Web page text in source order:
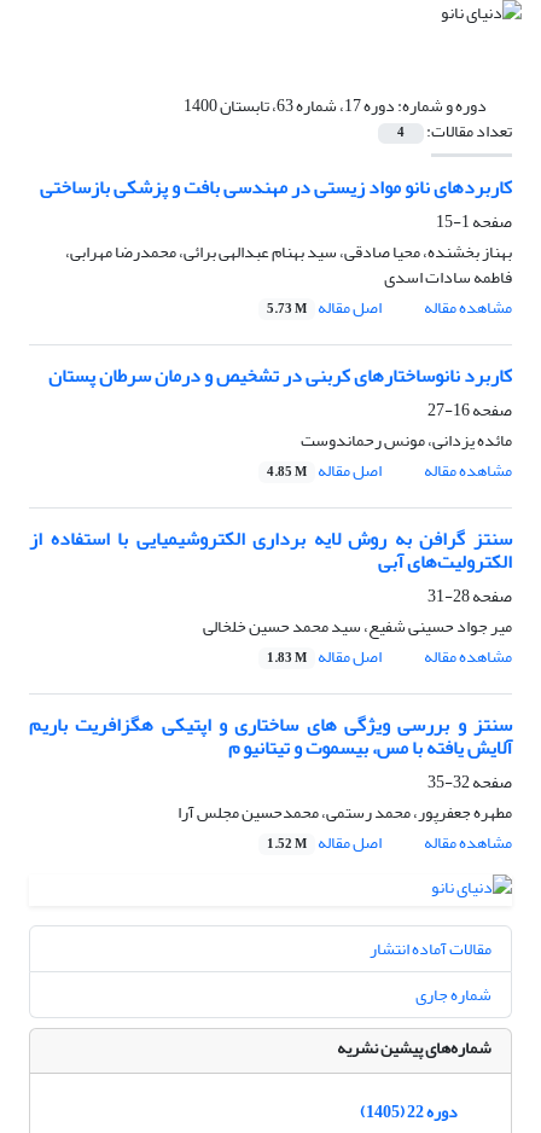
دوره و شماره:دوره 17، شماره 63، تابستان 1400
تعداد مقالات: 4
کاربردهای نانو مواد زیستی در مهندسی بافت و پزشکی بازساختی
صفحه1-15
بهناز بخشنده، محیا صادقی، سید بهنام عبدالهی برائی، محمدرضا مهرابی،
فاطمه سادات اسدی
مشاهده مقاله
اصل مقاله 5.73 M
کاربرد نانوساختارهای کربنی در تشخیص و درمان سرطان پستان
صفحه16-27
مائده یزدانی، مونس رحماندوست
مشاهده مقاله
اصل مقاله 4.85 M
سنتز گرافن به روش لایه برداری الکتروشیمیایی با استفاده از
الکترولیت‌های آبی
صفحه28-31
میر جواد حسینی شفیع، سید محمد حسین خلخالی
مشاهده مقاله
اصل مقاله 1.83 M
سنتز و بررسی ویژگی های ساختاری و اپتیکی هگزافریت باریم
آلایش یافته با مس، بیسموت و تیتانیو م
صفحه32-35
مطهره جعفرپور، محمد رستمی، محمدحسین مجلس آرا
مشاهده مقاله
اصل مقاله 1.52 M
مقالات آماده انتشار
شماره جاری
شماره‌های پیشین نشریه
دوره 22 (1405)